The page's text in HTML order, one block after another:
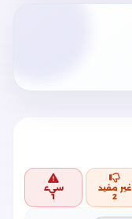
غير مفيد
2
سيء
1